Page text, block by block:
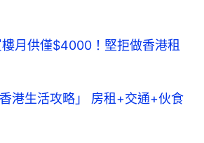
月供僅$4000！堅拒做香港租
港生活攻略」 房租+交通+伙食